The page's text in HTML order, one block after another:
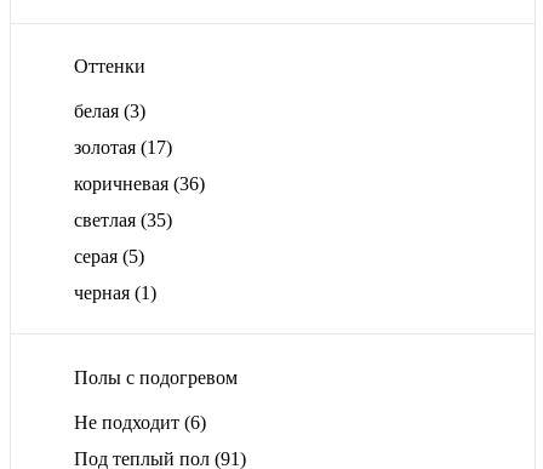
Оттенки
белая (3)
золотая (17)
коричневая (36)
светлая (35)
серая (5)
черная (1)
Полы с подогревом
Не подходит (6)
Под теплый пол (91)